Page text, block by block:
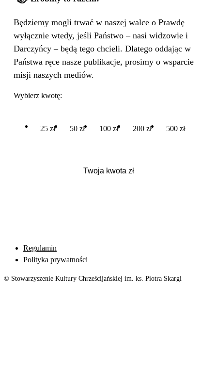
Będziemy mogli trwać w naszej walce o Prawdę
wyłącznie wtedy, jeśli Państwo – nasi widzowie i
Darczyńcy – będą tego chcieli. Dlatego oddając w
Państwa ręce nasze publikacje, prosimy o wsparcie
misji naszych mediów.
Wybierz kwotę:
25 zł 50 zł 100 zł 200 zł 500 zł
Regulamin
Polityka prywatności
© Stowarzyszenie Kultury Chrześcijańskiej im. ks. Piotra Skargi